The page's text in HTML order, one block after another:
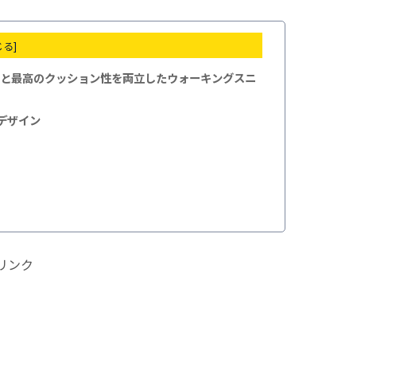
最高のクッション性を両立したウォーキングスニ
ザイン
ンク